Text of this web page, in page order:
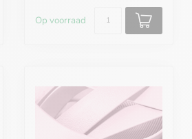
Op voorraad